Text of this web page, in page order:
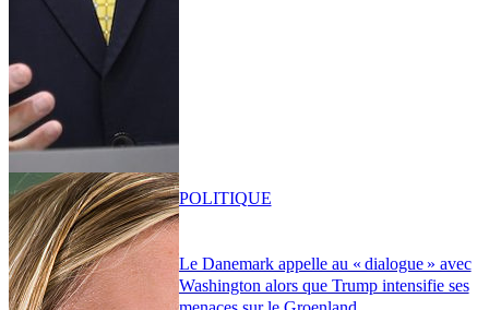
Le Danemark appelle au « dialogue » avec
Washington alors que Trump intensifie ses
POLITIQUE